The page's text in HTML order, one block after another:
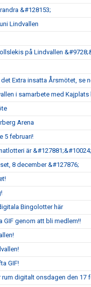
&#128153;
Lindvallen
på Lindvallen
Extra insatta Årsmötet, se
i samarbete med
Arena
5 februari!
är
8 december &#127876;
Bingolotter här
GIF genom att bli medlem!!
GIF!
rum digitalt onsdagen den 17